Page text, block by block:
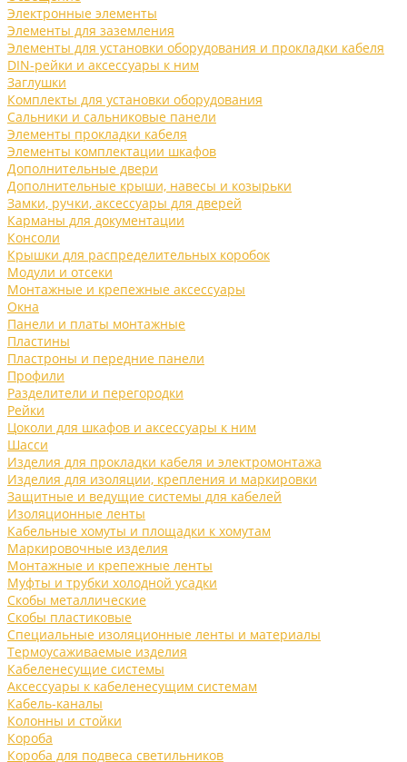
Электронные элементы
Элементы для заземления
Элементы для установки оборудования и прокладки кабеля
DIN-рейки и аксессуары к ним
Заглушки
Комплекты для установки оборудования
Сальники и сальниковые панели
Элементы прокладки кабеля
Элементы комплектации шкафов
Дополнительные двери
Дополнительные крыши, навесы и козырьки
Замки, ручки, аксессуары для дверей
Карманы для документации
Консоли
Крышки для распределительных коробок
Модули и отсеки
Монтажные и крепежные аксессуары
Окна
Панели и платы монтажные
Пластины
Пластроны и передние панели
Профили
Разделители и перегородки
Рейки
Цоколи для шкафов и аксессуары к ним
Шасси
Изделия для прокладки кабеля и электромонтажа
Изделия для изоляции, крепления и маркировки
Защитные и ведущие системы для кабелей
Изоляционные ленты
Кабельные хомуты и площадки к хомутам
Маркировочные изделия
Монтажные и крепежные ленты
Муфты и трубки холодной усадки
Скобы металлические
Скобы пластиковые
Специальные изоляционные ленты и материалы
Термоусаживаемые изделия
Кабеленесущие системы
Аксессуары к кабеленесущим системам
Кабель-каналы
Колонны и стойки
Короба
Короба для подвеса светильников